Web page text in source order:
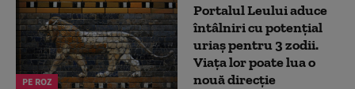
PE ROZ
Portalul Leului aduce
întâlniri cu potențial
uriaș pentru 3 zodii.
Viața lor poate lua o
nouă direcție